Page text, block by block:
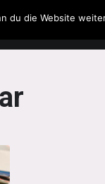
Filme &
du die Website